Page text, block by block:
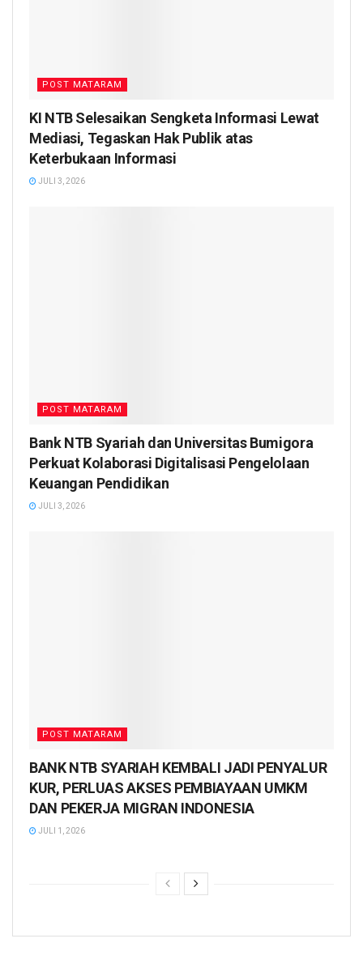
POST MATARAM
KI NTB Selesaikan Sengketa Informasi Lewat
Mediasi, Tegaskan Hak Publik atas
Keterbukaan Informasi
JULI 3, 2026
POST MATARAM
Bank NTB Syariah dan Universitas Bumigora
Perkuat Kolaborasi Digitalisasi Pengelolaan
Keuangan Pendidikan
JULI 3, 2026
POST MATARAM
BANK NTB SYARIAH KEMBALI JADI PENYALUR
KUR, PERLUAS AKSES PEMBIAYAAN UMKM
DAN PEKERJA MIGRAN INDONESIA
JULI 1, 2026